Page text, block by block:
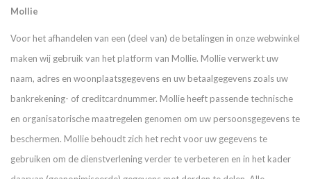
Mollie
Voor het afhandelen van een (deel van) de betalingen in onze webwinkel
maken wij gebruik van het platform van Mollie. Mollie verwerkt uw
naam, adres en woonplaatsgegevens en uw betaalgegevens zoals uw
bankrekening- of creditcardnummer. Mollie heeft passende technische
en organisatorische maatregelen genomen om uw persoonsgegevens te
beschermen. Mollie behoudt zich het recht voor uw gegevens te
gebruiken om de dienstverlening verder te verbeteren en in het kader